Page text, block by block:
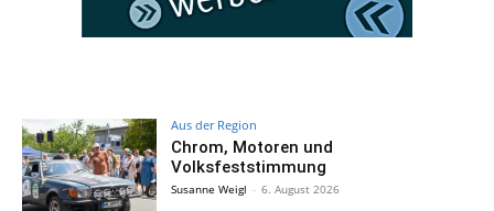
Aus der Region
Chrom, Motoren und
Volksfeststimmung
Susanne Weigl - 6. August 2026